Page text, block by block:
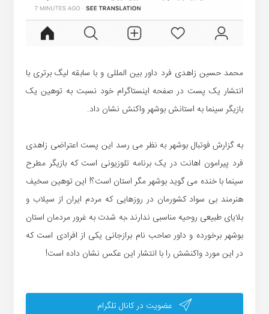
محمد حسین زاهدی فرد داور بین المللی و با سابقه لیگ برتری با
انتشار یک پست در صفحه اینستاگرام خود نسبت به توهین یک
بازیگر سینما به استانش بوشهر واکنش نشان داد.
به گزارش فوتبال بوشهر به نظر می رسد این پست اعتراضی زاهدی
فرد پیرامون اهانت در یک برنامه تلوزیونی است که بازیگر مطرح
سینما با خنده می گوید بوشهر مگر استان است؟! این توهین سخیف
هنرمند بی سواد کشورمان در روزهایی که مردم ایران از سیلاب و
بلایای طبیعی روحیه مناسبی ندارند ،به شدت به غرور مردمان استان
بوشهر برخورده و داور صاحب نام برازجانی یکی از افرادی است که
در این مورد واکنشش را با انتشار این عکس نشان داده است!
عضویت در کانال تلگرام